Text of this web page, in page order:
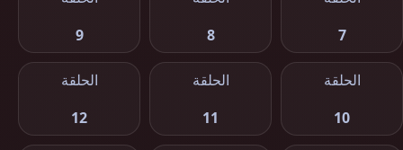
7
8
9
الحلقة
10
الحلقة
11
الحلقة
12